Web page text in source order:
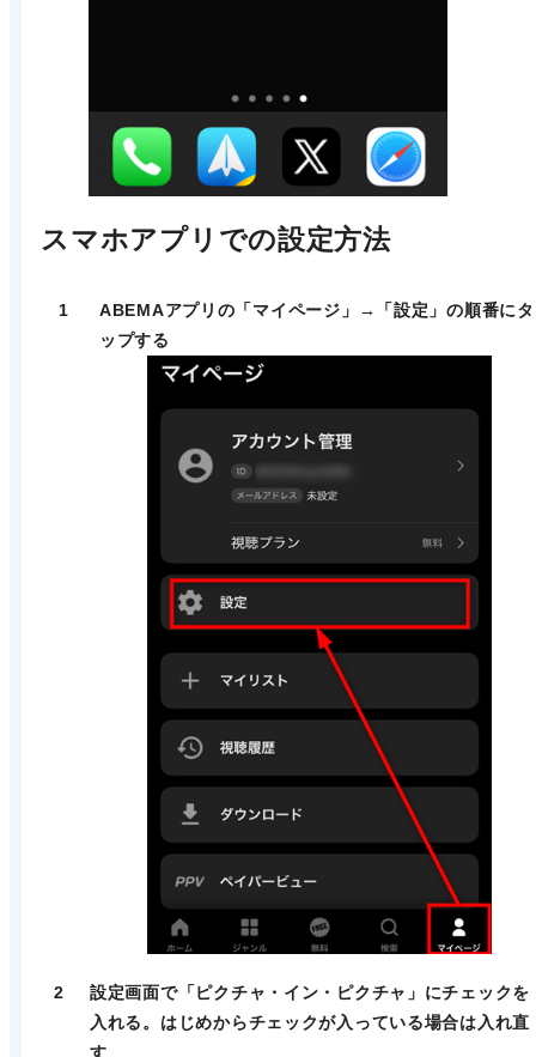
スマホアプリでの設定方法
1
ABEMAアプリの「マイページ」→「設定」の順番にタ
ップする
2
設定画面で「ピクチャ・イン・ピクチャ」にチェックを
入れる。はじめからチェックが入っている場合は入れ直
す